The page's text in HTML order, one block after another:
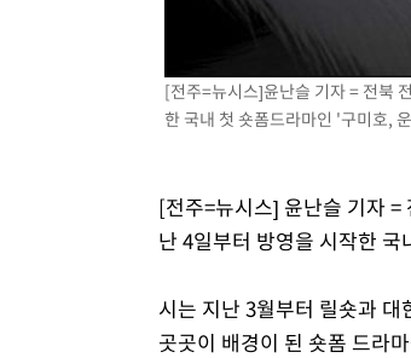
[전주=뉴시스]윤난슬 기자 = 전북
한 국내 첫 숏폼드라마인 '구미호,
[전주=뉴시스] 윤난슬 기자
난 4일부터 방영을 시작한
시는 지난 3월부터 릴숏과
곳곳이 배경이 된 숏폼 드라